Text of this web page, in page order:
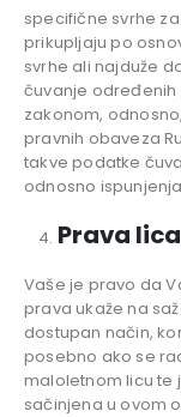
specifične svrhe
prikupljaju po
svrhe ali najduže
čuvanje
zakonom,
pravnih obaveza
takve podatke
odnosno
Prava
Vaše je pravo da
prava ukaže na
dostupan način,
posebno ako se
maloletnom licu te
sačinjena u ovom